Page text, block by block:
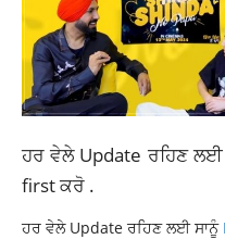
ਹਰ ਵੇਲੇ Update ਰਹਿਣ ਲਈ
first ਕਰੋ .
ਹਰ ਵੇਲੇ Update ਰਹਿਣ ਲਈ ਸਾਨੂੰ